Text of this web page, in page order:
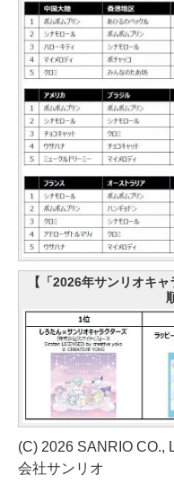
【「2026年サンリオキ
(C) 2026 SANRIO
会社サンリオ